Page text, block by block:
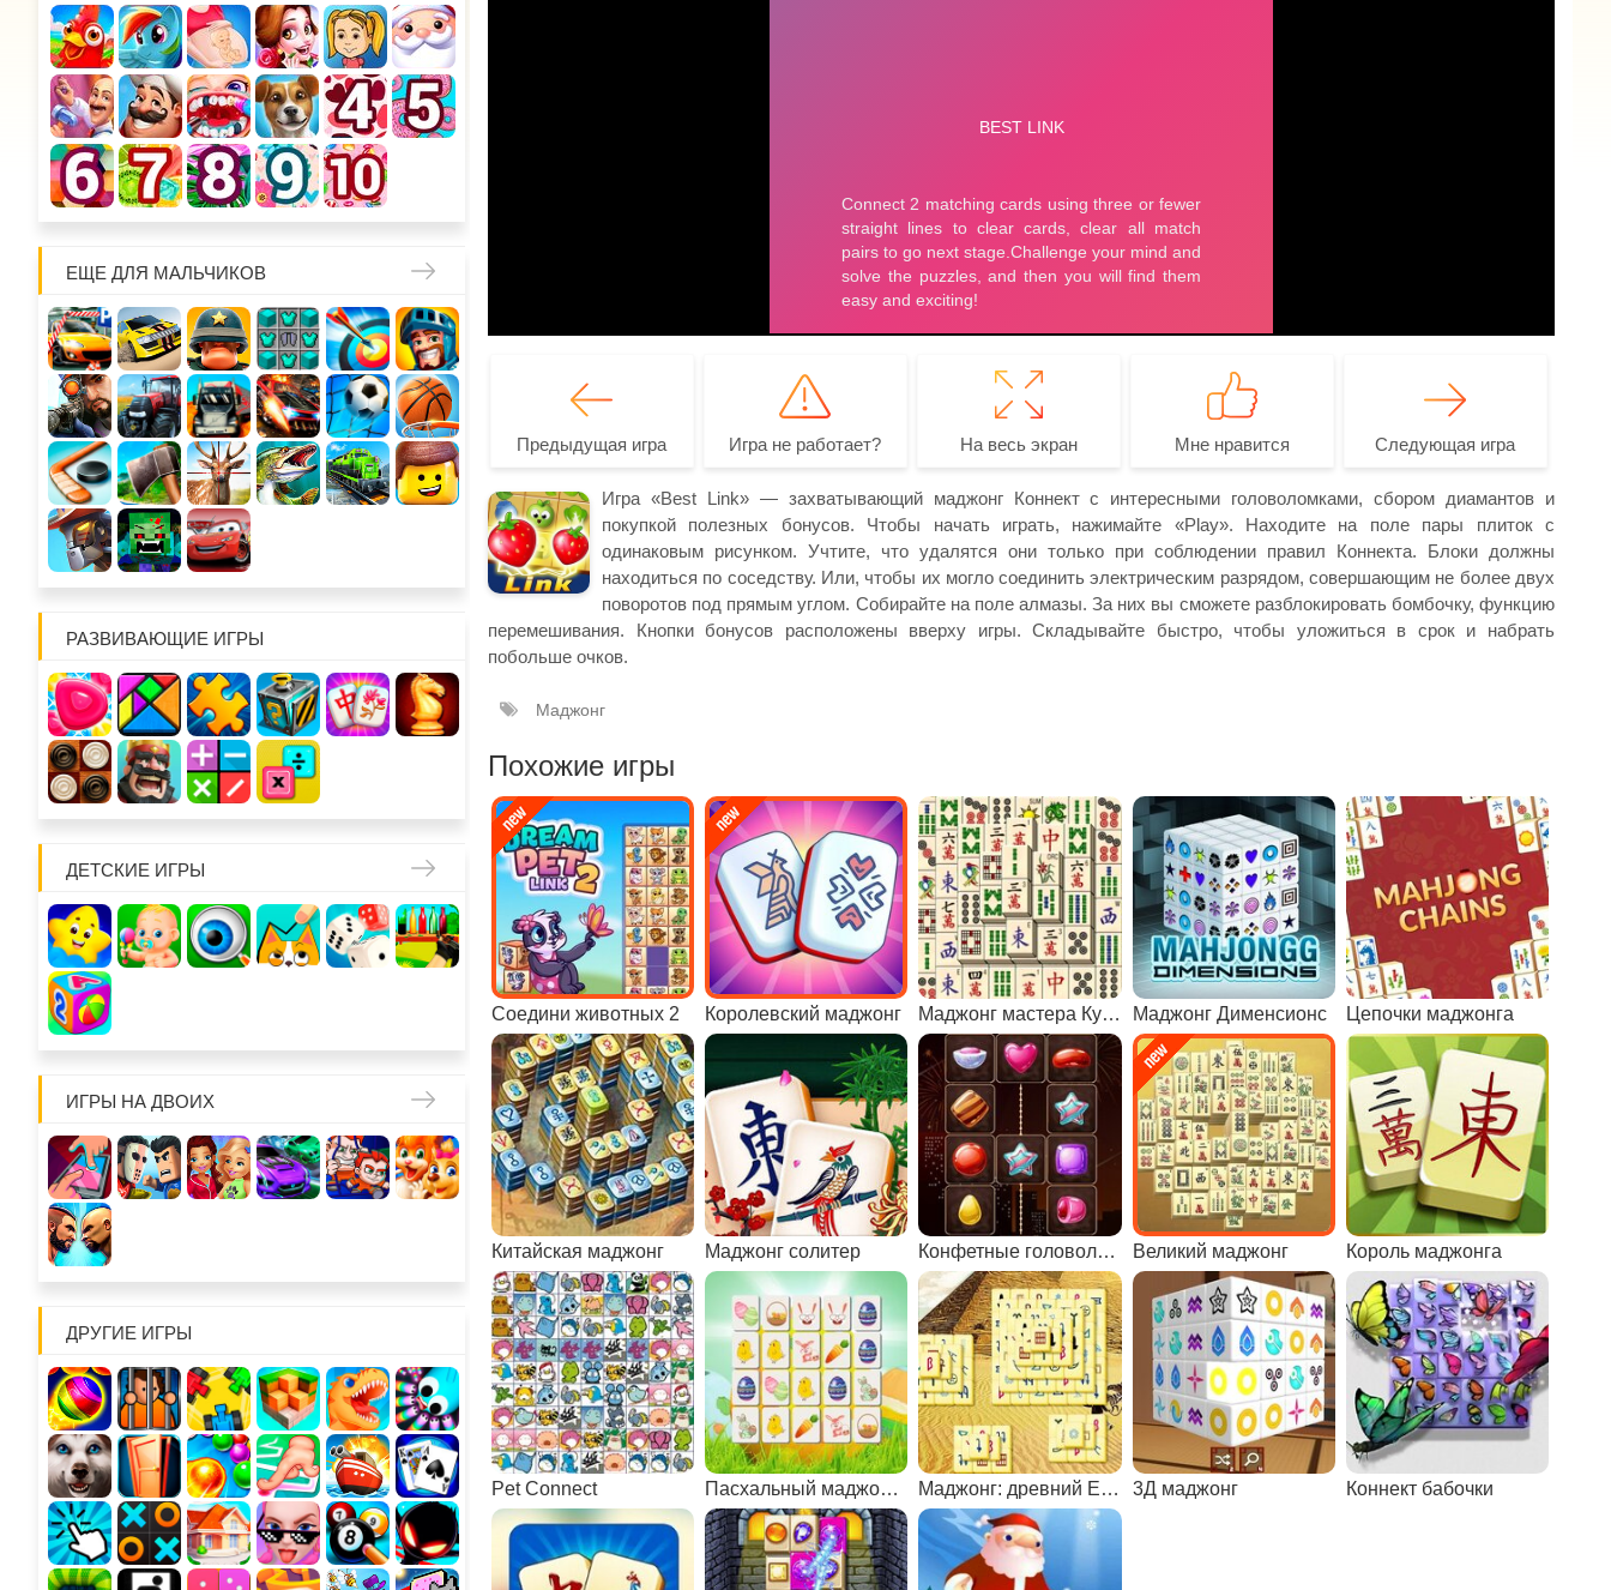
ЕЩЕ ДЛЯ МАЛЬЧИКОВ
РАЗВИВАЮЩИЕ ИГРЫ
ДЕТСКИЕ ИГРЫ
ИГРЫ НА ДВОИХ
ДРУГИЕ ИГРЫ
Предыдущая игра Игра не работает? На весь экран Мне нравится Следующая игра
Игра «Best Link» — захватывающий маджонг Коннект с интересными головоломками, сбором диамантов и
покупкой полезных бонусов. Чтобы начать играть, нажимайте «Play». Находите на поле пары плиток с
одинаковым рисунком. Учтите, что удалятся они только при соблюдении правил Коннекта. Блоки должны
находиться по соседству. Или, чтобы их могло соединить электрическим разрядом, совершающим не более двух
поворотов под прямым углом. Собирайте на поле алмазы. За них вы сможете разблокировать бомбочку, функцию
перемешивания. Кнопки бонусов расположены вверху игры. Складывайте быстро, чтобы уложиться в срок и набрать
побольше очков.
Маджонг
Похожие игры
Соедини животных 2 Королевский маджонг Маджонг мастера Кувана Маджонг Дименсионс Цепочки маджонга
Китайская маджонг Маджонг солитер Конфетные головоломки Великий маджонг Король маджонга
Pet Connect Пасхальный маджонг Коннект Маджонг: древний Египет 3Д маджонг Коннект бабочки